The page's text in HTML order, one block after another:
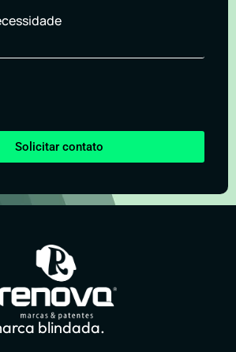
Solicitar contato
blindada.